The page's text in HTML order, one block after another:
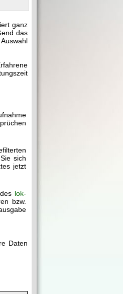
ganz
das
sich
jetzt
lok-
bzw.
Daten